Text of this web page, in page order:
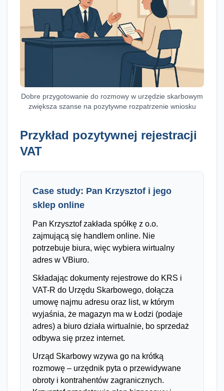
Dobre przygotowanie do rozmowy w urzędzie skarbowym
zwiększa szanse na pozytywne rozpatrzenie wniosku
Przykład pozytywnej rejestracji
VAT
Case study: Pan Krzysztof i jego
sklep online
Pan Krzysztof zakłada spółkę z o.o.
zajmującą się handlem online. Nie
potrzebuje biura, więc wybiera wirtualny
adres w VBiuro.
Składając dokumenty rejestrowe do KRS i
VAT-R do Urzędu Skarbowego, dołącza
umowę najmu adresu oraz list, w którym
wyjaśnia, że magazyn ma w Łodzi (podaje
adres) a biuro działa wirtualnie, bo sprzedaż
odbywa się przez internet.
Urząd Skarbowy wzywa go na krótką
rozmowę – urzędnik pyta o przewidywane
obroty i kontrahentów zagranicznych.